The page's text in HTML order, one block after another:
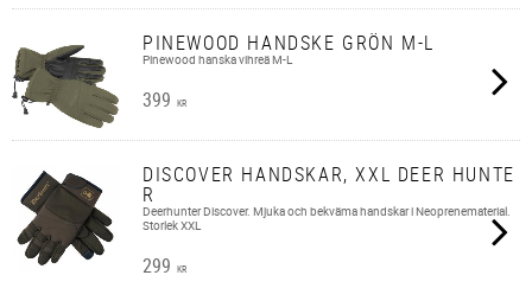
PINEWOOD HANDSKE GRÖN M-L
Pinewood hanska vihreä M-L
399 KR
DISCOVER HANDSKAR, XXL DEER HUNTE
R
Deerhunter Discover. Mjuka och bekväma handskar i Neoprenematerial.
Storlek XXL
299 KR